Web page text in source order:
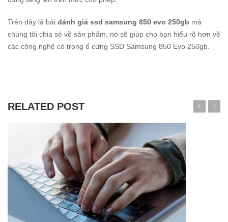
Trên đây là bài đánh giá ssd samsung 850 evo 250gb mà
chúng tôi chia sẻ về sản phẩm, nó sẽ giúp cho bạn hiểu rõ hơn về
các công nghệ có trong ổ cứng SSD Samsung 850 Evo 250gb.
RELATED POST